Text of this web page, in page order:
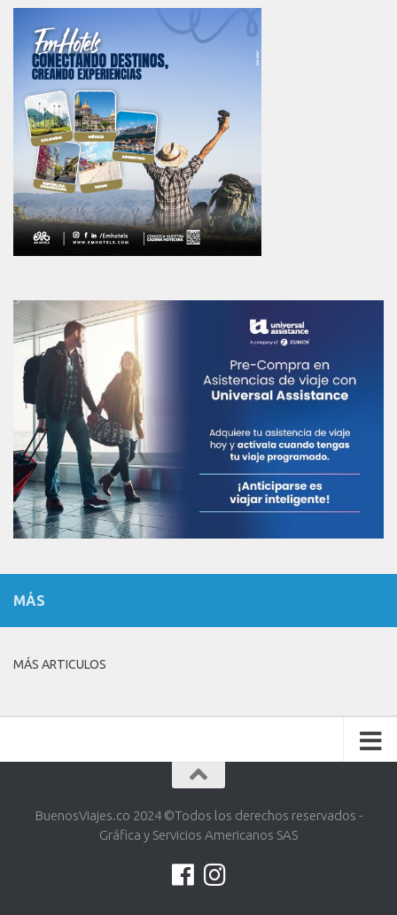
MÁS
MÁS ARTICULOS
BuenosViajes.co 2024 ©️Todos los derechos reservados -
Gráfica y Servicios Americanos SAS